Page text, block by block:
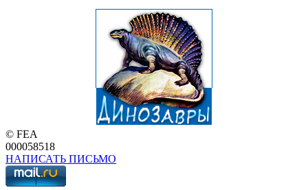
© FEA
000058518
НАПИСАТЬ ПИСЬМО